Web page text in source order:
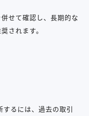
せて確認し、長期的な
されます。
るには、過去の取引